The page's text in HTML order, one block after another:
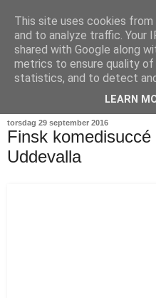
torsdag 29 september 2016
Finsk
Uddevalla
This site uses cookies
and to analyze traffic. Your
shared with Google along
metrics to ensure quality of
statistics, and to detect
LEARN